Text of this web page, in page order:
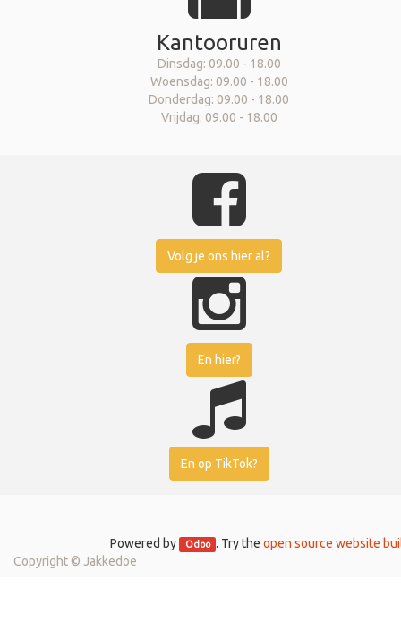
Kantooruren
Dinsdag: 09.00 - 18.00
Woensdag: 09.00 - 18.00
Donderdag: 09.00 - 18.00
Vrijdag: 09.00 - 18.00
Volg je ons hier al?
En hier?
En op TikTok?
Powered by Odoo . Try the open source website
Copyright © Jakkedoe